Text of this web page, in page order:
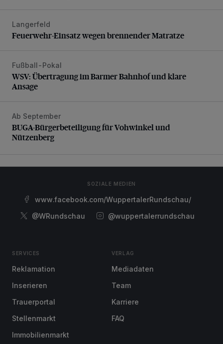
Feuerwehr-Einsatz wegen brennender Matratze
Langerfeld
Feuerwehr-Einsatz wegen brennender Matratze
WSV: Übertragung im Barmer Bahnhof und klare Ansage
Fußball-Pokal
WSV: Übertragung im Barmer Bahnhof und klare
Ansage
BUGA-Bürgerbeteiligung für Vohwinkel und Nützenberg
Ab September
BUGA-Bürgerbeteiligung für Vohwinkel und
Nützenberg
SOZIALE MEDIEN
www.facebook.com/WuppertalerRundschau/
@WRundschau
@wuppertalerrundschau
SERVICES
Reklamation
Inserieren
Trauerportal
Stellenmarkt
Immobilienmarkt
VERLAG
Mediadaten
Team
Karriere
FAQ